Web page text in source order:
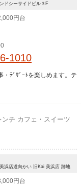
ドシーサイドビル３F
円台
1010
ﾃﾞｻﾞｰﾄを楽しめます。テ
チ カフェ・スイーツ
浜店道向かい 旧Kai 美浜店 跡地
円台